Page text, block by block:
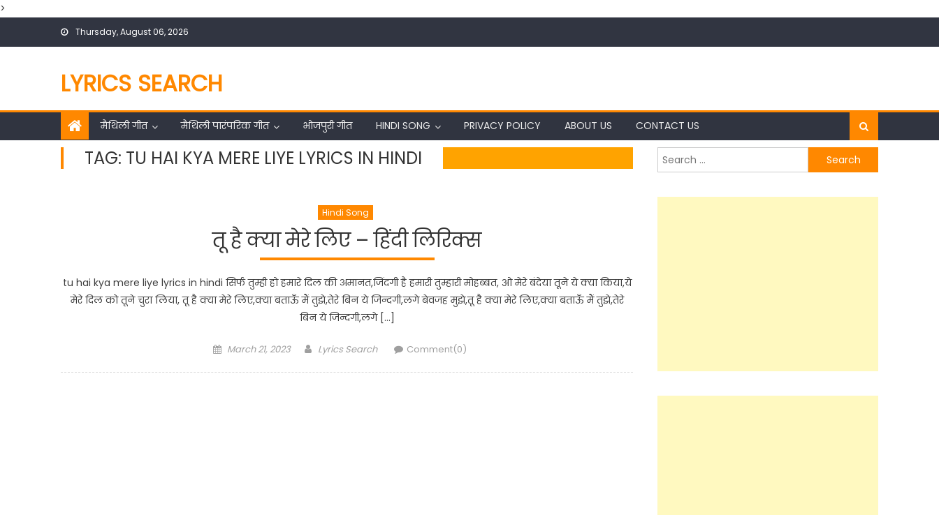
>
Thursday, August 06, 2026
LYRICS SEARCH
मैथिली गीत मैथिली पारंपरिक गीत भोजपुरी गीत HINDI SONG PRIVACY POLICY ABOUT US CONTACT US
TAG: TU HAI KYA MERE LIYE LYRICS IN HINDI
Hindi Song
तू है क्या मेरे लिए – हिंदी लिरिक्स
tu hai kya mere liye lyrics in hindi सिर्फ तुम्ही हो हमारे दिल की अमानत,जिंदगी है हमारी तुम्हारी मोहब्बत, ओ मेरे बंदेया तूने ये क्या किया,ये
मेरे दिल को तूने चुरा लिया, तू है क्या मेरे लिए,क्या बताऊँ मैं तुझे,तेरे बिन ये जिन्दगी,लगे बेवजह मुझे,तू है क्या मेरे लिए,क्या बताऊँ मैं तुझे,तेरे
बिन ये जिन्दगी,लगे […]
Posted
March 21, 2023 Author
Lyrics Search Comment(0)
Search
for: